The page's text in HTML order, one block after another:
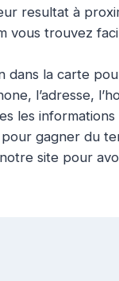
resultat à
vous trouvez
dans la carte
l’adresse,
les
pour gagner du
site pour